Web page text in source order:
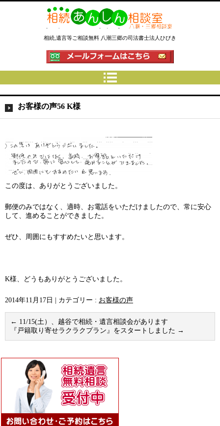
相続あんしん相談室八潮三郷│相
続手続 名義変更 遺言なら埼玉県
の司法書士法人ひびき
相続,遺言等ご相談無料 八潮三郷の司法書士法人ひびき
お客様の声56 K様
この度は、ありがとうございました。
郵便のみではなく、適時、お電話をいただけましたので、常に安心
して、進めることができました。
ぜひ、周囲にもすすめたいと思います。
K様、どうもありがとうございました。
2014年11月17日 カテゴリー : お客様の声
← 11/15(土）、越谷で相続・遺言相談会があります
『戸籍取り寄せラクラクプラン』をスタートしました →